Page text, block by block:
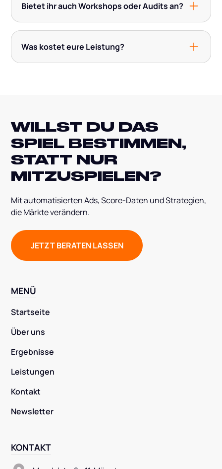
mit reduziertem monatlichen Preis, aber vollem
Leistungsumfang. So kannst du unsere Arbeit
Bietet ihr auch Workshops oder Audits an?
Ja – wir unterstützen interne Teams und
Entscheider mit praxisnahen Workshops zu Feed-
Optimierung, Plattformstrategie und
Performance-Analyse. So verstehst du den Hebel
Was kostet eure Leistung?
WILLST DU DAS
SPIEL BESTIMMEN,
STATT NUR
MITZUSPIELEN?
Mit automatisierten Ads, Score-Daten und Strategien,
die Märkte verändern.
JETZT BERATEN LASSEN
MENÜ
Startseite
Über uns
Ergebnisse
Leistungen
Kontakt
Newsletter
KONTAKT